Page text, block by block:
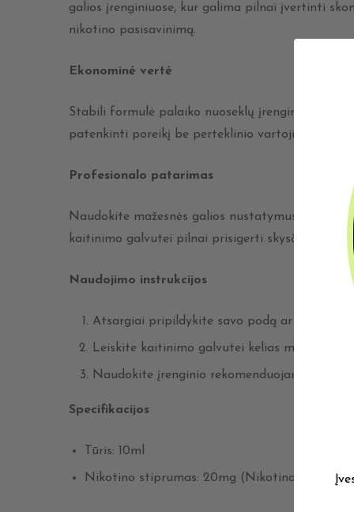
galios įrenginiuose, kur galima pilnai įvertinti
nikotino pasisavinimą.
Ekonominė vertė
Stabili formulė palaiko nuoseklų įrenginio
patenkinti poreikį be perteklinio vartojimo.
Profesionalo patarimas
Naudokite mažesnės galios nustatymus, kad
kaitinimo galvutei pilnai prisigerti skysčio, kad
Naudojimo instrukcijos
Atsargiai pripildykite savo podą ar bakelį,
Leiskite kaitinimo galvutei kelias minutes
Naudokite įrenginio rekomenduojamame
Specifikacijos
Tūris: 10ml
Nikotino stiprumas: 20mg (Nikotino druska)